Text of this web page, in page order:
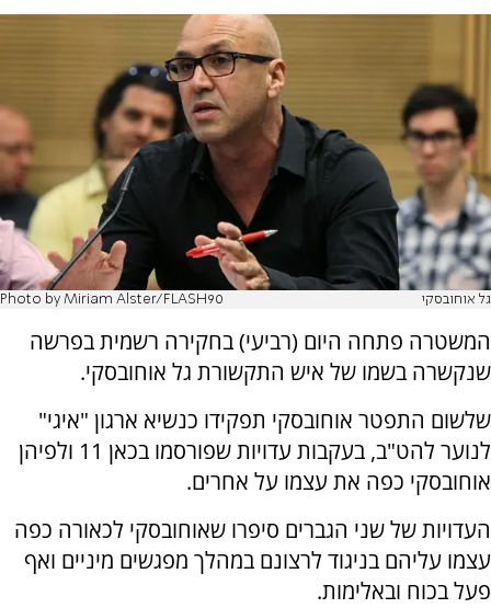
גל אוחובסקי Photo by Miriam Alster/FLASH90
המשטרה פתחה היום (רביעי) בחקירה רשמית בפרשה
שנקשרה בשמו של איש התקשורת גל אוחובסקי.
שלשום התפטר אוחובסקי תפקידו כנשיא ארגון "איגי"
לנוער להט"ב, בעקבות עדויות שפורסמו בכאן 11 ולפיהן
אוחובסקי כפה את עצמו על אחרים.
העדויות של שני הגברים סיפרו שאוחובסקי לכאורה כפה
עצמו עליהם בניגוד לרצונם במהלך מפגשים מיניים ואף
פעל בכוח ובאלימות.